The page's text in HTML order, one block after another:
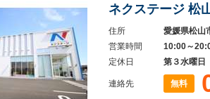
ネクステージ 松
住所
愛媛県松山
営業時間
10:00～
定休日
第３水曜日
連絡先 無料